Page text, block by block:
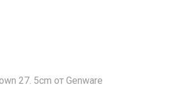
27. 5cm от Genware